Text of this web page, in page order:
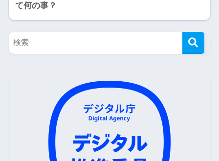
て何の事？